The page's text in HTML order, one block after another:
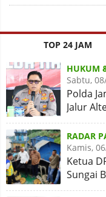
TOP 24 JAM
HUKUM
Sabtu,
Polda
Jalur
RADAR
Kamis,
Ketua
Sungai
Abrasi